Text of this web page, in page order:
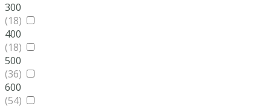
300
(18)
400
(18)
500
(36)
600
(54)